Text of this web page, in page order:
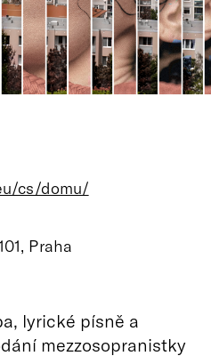
cs/domu/
Praha
lyrické písně a
mezzosopranistky